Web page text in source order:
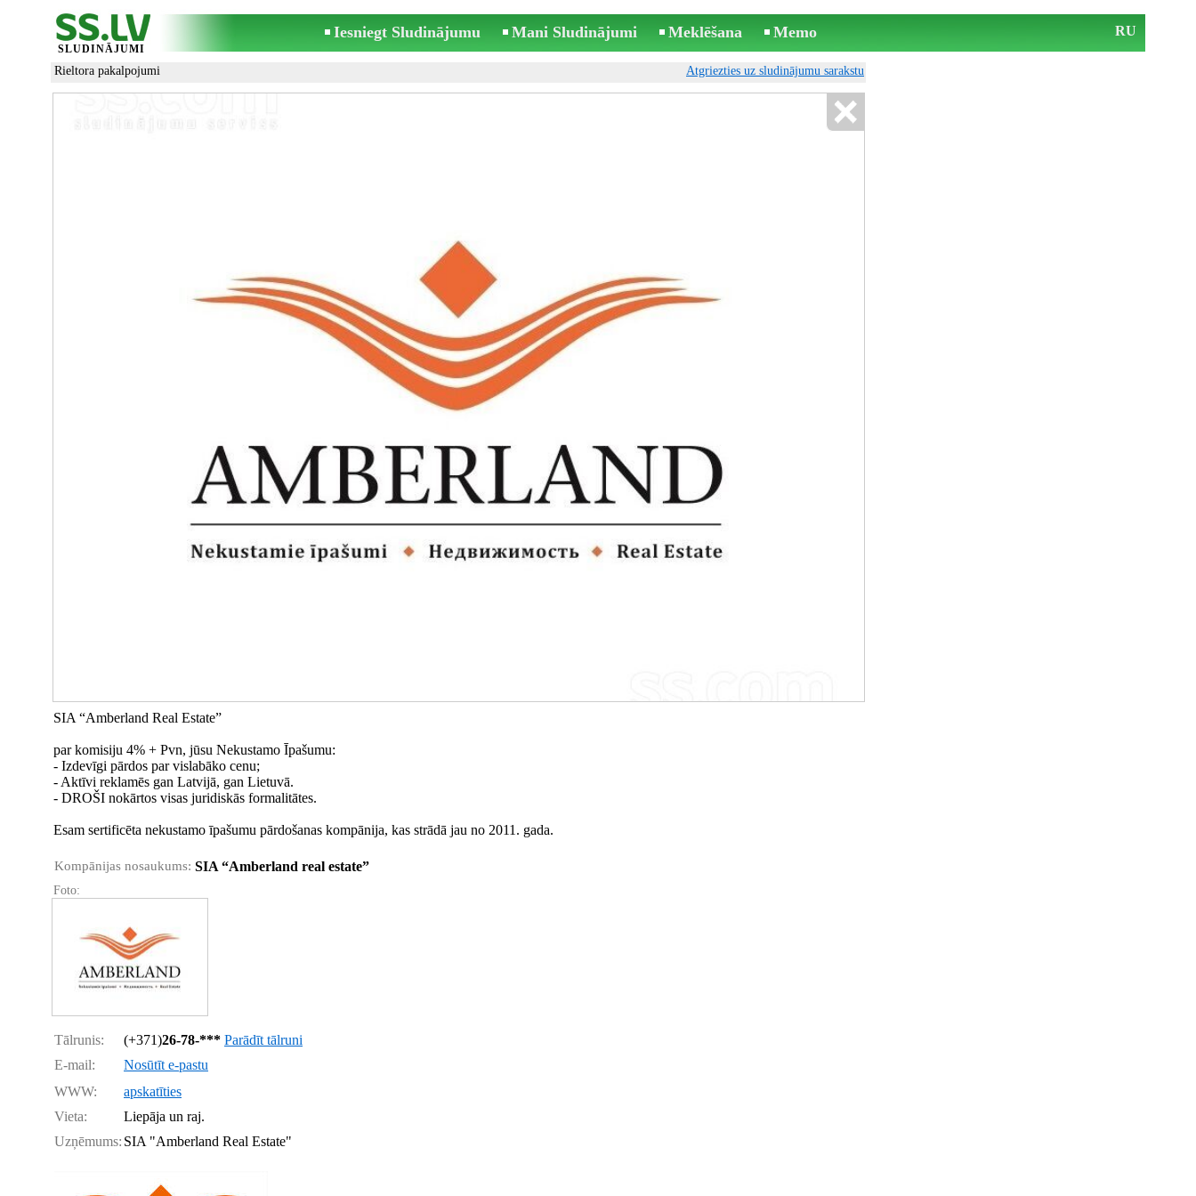
SLUDINĀJUMI
Iesniegt Sludinājumu Mani Sludinājumi Meklēšana Memo RU
Rieltora pakalpojumi Atgriezties uz sludinājumu sarakstu
SIA “Amberland Real Estate”
par komisiju 4% + Pvn, jūsu Nekustamo Īpašumu:
- Izdevīgi pārdos par vislabāko cenu;
- Aktīvi reklamēs gan Latvijā, gan Lietuvā.
- DROŠI nokārtos visas juridiskās formalitātes.
Esam sertificēta nekustamo īpašumu pārdošanas kompānija, kas strādā jau no 2011. gada.
Kompānijas nosaukums: SIA “Amberland real estate”
Foto:
Tālrunis: (+371)26-78-*** Parādīt tālruni
E-mail:
Nosūtīt e-pastu
WWW:
apskatīties
Vieta:
Liepāja un raj.
Uzņēmums: SIA "Amberland Real Estate"